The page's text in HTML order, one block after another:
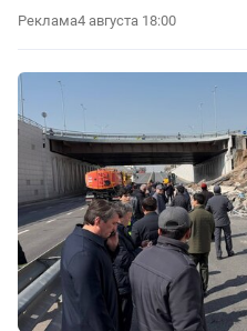
Реклама4 августа 18:00